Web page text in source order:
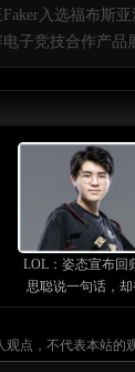
入选福布斯亚
电子竞技合作产
LOL：姿态宣布回
思聪说一句话，却
点，不代表本站的